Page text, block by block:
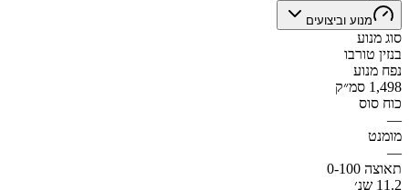
מנוע וביצועים
סוג מנוע
בנזין טורבו
נפח מנוע
1,498 סמ״ק
כוח סוס
—
מומנט
—
תאוצה 0-100
11.2 שנ׳